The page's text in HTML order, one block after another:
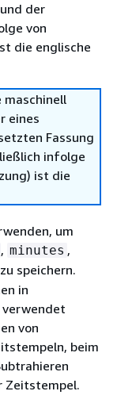
der
von
die englische
maschinell
eines
Fassung
infolge
ist die
um
, minutes ,
zu speichern.
in
verwendet
von
beim
Zeitstempel.